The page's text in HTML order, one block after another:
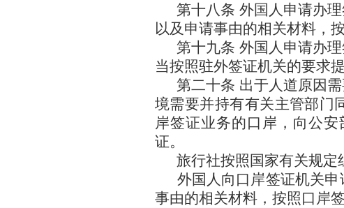
第十八条 外国人申请办
以及申请事由的相关材料，
第十九条 外国人申请办
当按照驻外签证机关的要求
第二十条 出于人道原因
境需要并持有有关主管部门
岸签证业务的口岸，向公
证。
旅行社按照国家有关规定
外国人向口岸签证机关
事由的相关材料，按照口岸